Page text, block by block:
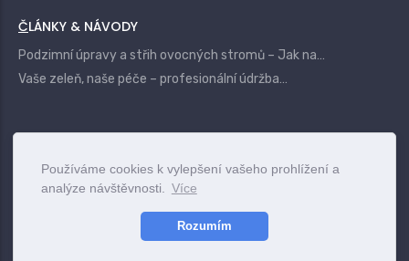
Používáme cookies k vylepšení vašeho prohlížení a
analýze návštěvnosti.
Více
Rozumím
ČLÁNKY & NÁVODY
Podzimní úpravy a střih ovocných stromů – Jak na…
Vaše zeleň, naše péče – profesionální údržba…
www.vszahrady.cz